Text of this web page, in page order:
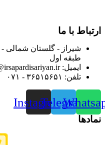
ارتباط با ما
شیراز - گلستان شمالی
طبقه اول
ایمیل: info@irsapardisariyan.ir
تلفن: ۳۶۵۱۵۶۵۱ - ۰۷۱
Telegram
Instagram
نمادها